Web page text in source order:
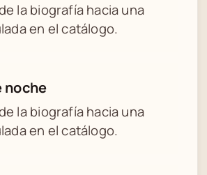
la biografía hacia una
en el catálogo.
noche
la biografía hacia una
en el catálogo.